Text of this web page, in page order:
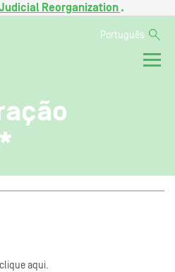
Reorganization .
Português
aqui.